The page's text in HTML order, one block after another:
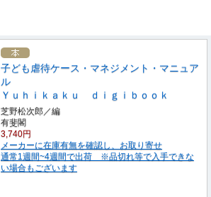
子ども虐待ケース・マネジメント・マニュア
ル
Ｙｕｈｉｋａｋｕ ｄｉｇｉｂｏｏｋ
芝野松次郎／編
有斐閣
3,740円
メーカーに在庫有無を確認し、お取り寄せ
通常1週間~4週間で出荷 ※品切れ等で入手できな
い場合もございます